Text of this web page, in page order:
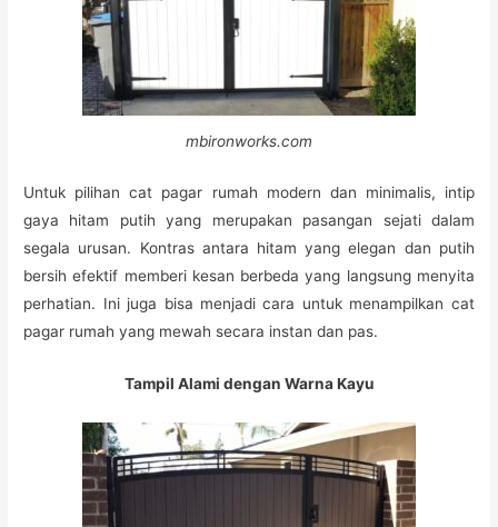
mbironworks.com
Untuk pilihan cat pagar rumah modern dan minimalis, intip
gaya hitam putih yang merupakan pasangan sejati dalam
segala urusan. Kontras antara hitam yang elegan dan putih
bersih efektif memberi kesan berbeda yang langsung menyita
perhatian. Ini juga bisa menjadi cara untuk menampilkan cat
pagar rumah yang mewah secara instan dan pas.
Tampil Alami dengan Warna Kayu